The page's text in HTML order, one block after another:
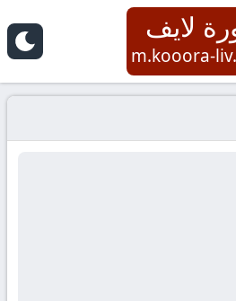
لايف
m.kooora-